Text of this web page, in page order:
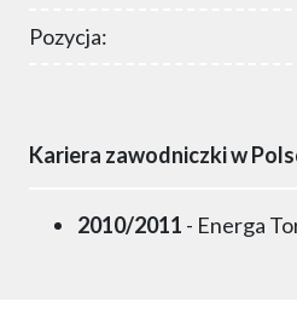
Pozycja:
Kariera zawodniczki w
2010/2011 - Energa